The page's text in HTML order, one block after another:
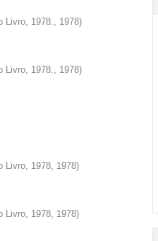
Livro, 1978., 1978)
Livro, 1978., 1978)
Livro, 1978, 1978)
Livro, 1978, 1978)